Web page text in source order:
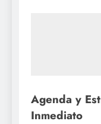
Agenda y
Inmediato